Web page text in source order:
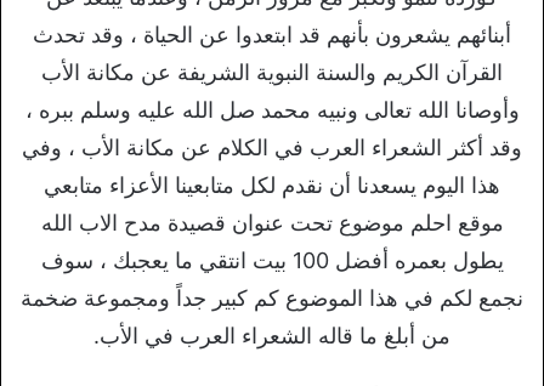
أبنائهم يشعرون بأنهم قد ابتعدوا عن الحياة ، وقد تحدث
القرآن الكريم والسنة النبوية الشريفة عن مكانة الأب
وأوصانا الله تعالى ونبيه محمد صل الله عليه وسلم ببره ،
وقد أكثر الشعراء العرب في الكلام عن مكانة الأب ، وفي
هذا اليوم يسعدنا أن نقدم لكل متابعينا الأعزاء متابعي
موقع احلم موضوع تحت عنوان قصيدة مدح الاب الله
يطول بعمره أفضل 100 بيت انتقي ما يعجبك ، سوف
نجمع لكم في هذا الموضوع كم كبير جداً ومجموعة ضخمة
من أبلغ ما قاله الشعراء العرب في الأب.